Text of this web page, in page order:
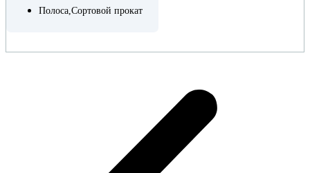
Полоса,Сортовой прокат